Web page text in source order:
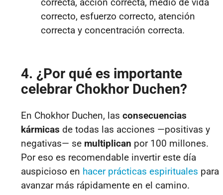
correcto, esfuerzo correcto, atención
correcta y concentración correcta.
4. ¿Por qué es importante
celebrar Chokhor Duchen?
En Chokhor Duchen, las consecuencias
kármicas de todas las acciones —positivas y
negativas— se multiplican por 100 millones.
Por eso es recomendable invertir este día
auspicioso en hacer prácticas espirituales para
avanzar más rápidamente en el camino.